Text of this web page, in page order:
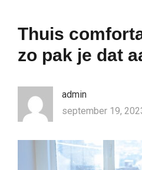
Thuis
zo pak je dat
admin
september 19,